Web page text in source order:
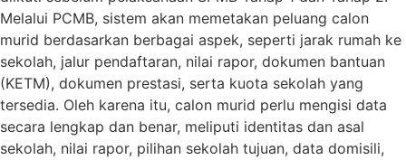
Melalui PCMB, sistem akan memetakan peluang calon
murid berdasarkan berbagai aspek, seperti jarak rumah ke
sekolah, jalur pendaftaran, nilai rapor, dokumen bantuan
(KETM), dokumen prestasi, serta kuota sekolah yang
tersedia. Oleh karena itu, calon murid perlu mengisi data
secara lengkap dan benar, meliputi identitas dan asal
sekolah, nilai rapor, pilihan sekolah tujuan, data domisili,